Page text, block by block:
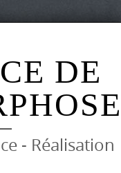
DE
- Réalisation